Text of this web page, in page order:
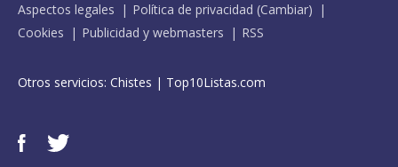
Aspectos legales
Política de privacidad (Cambiar)
Cookies
Publicidad y webmasters RSS
Otros servicios: Chistes | Top10Listas.com